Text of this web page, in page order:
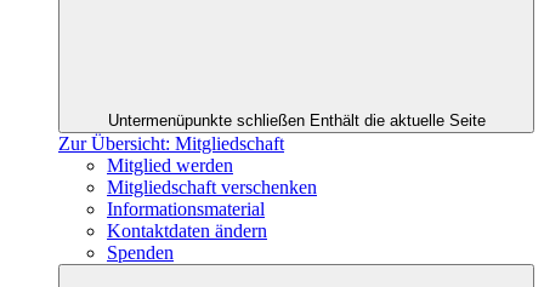
Untermenüpunkte schließen Enthält die aktuelle Seite
Zur Übersicht: Mitgliedschaft
Mitglied werden
Mitgliedschaft verschenken
Informationsmaterial
Kontaktdaten ändern
Spenden